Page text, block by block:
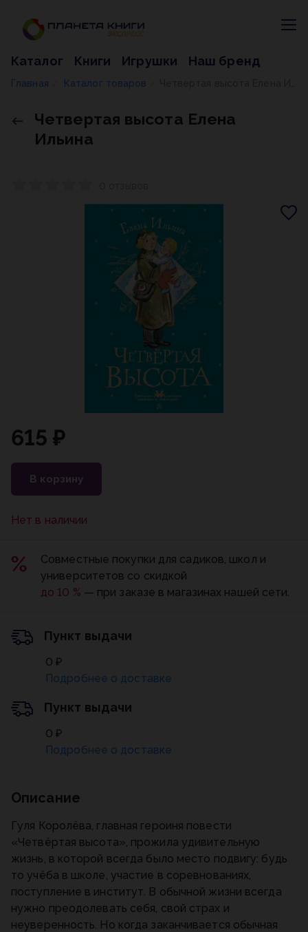
Каталог Книги Игрушки Наш бренд
Главная Каталог товаров
Четвертая высота Елена
Ильина
Описание
Гуля Королёва, главная героиня повести
«Четвёртая высота», прожила удивительную
жизнь, в которой всегда было место подвигу: будь
то учёба в школе, участие в соревнованиях,
поступление в институт. В обычной жизни всегда
нужно преодолевать себя, свой страх и
неуверенность. Но когда заканчивается обычная
615 ₽
В корзину
Нет в наличии
Совместные покупки для садиков, школ и
университетов со скидкой
до 10 % — при заказе в магазинах нашей сети.
Пункт выдачи
0 ₽
Подробнее о доставке
Пункт выдачи
0 ₽
Подробнее о доставке